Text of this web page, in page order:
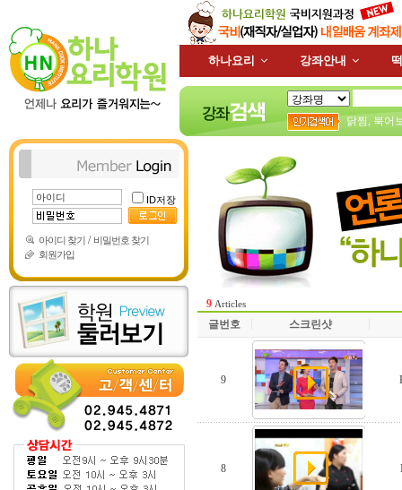
하나요리 강좌안내
닭찜 북어
ID저장
아이디 찾기 / 비밀번호 찾기
회원가입
9 Articles
글번호 스크린샷
9
8